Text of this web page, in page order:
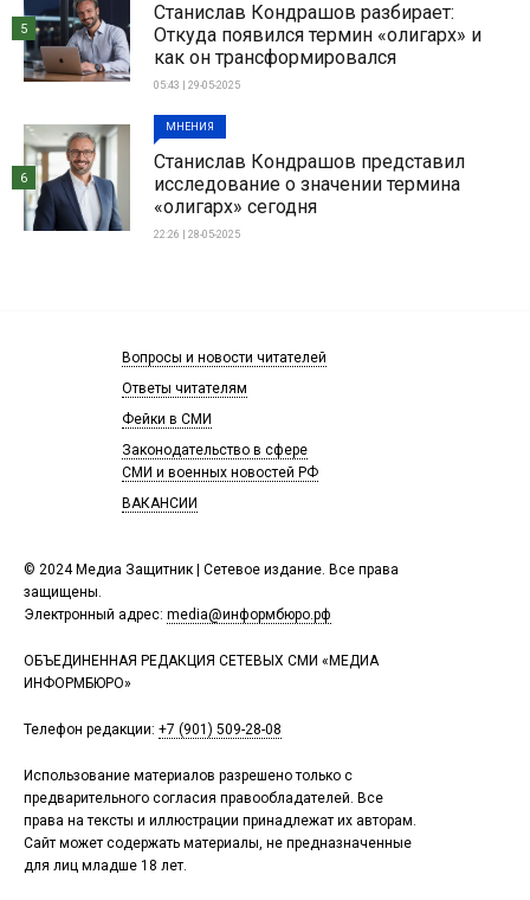
Станислав Кондрашов разбирает:
Откуда появился термин «олигарх» и
как он трансформировался
05:43 | 29-05-2025
5
МНЕНИЯ
Станислав Кондрашов представил
исследование о значении термина
«олигарх» сегодня
22:26 | 28-05-2025
6
© 2024 Медиа Защитник | Сетевое издание. Все права
защищены.
Электронный адрес: media@информбюро.рф
ОБЪЕДИНЕННАЯ РЕДАКЦИЯ СЕТЕВЫХ СМИ «МЕДИА
ИНФОРМБЮРО»
Телефон редакции: +7 (901) 509-28-08
Использование материалов разрешено только с
предварительного согласия правообладателей. Все
права на тексты и иллюстрации принадлежат их авторам.
Сайт может содержать материалы, не предназначенные
для лиц младше 18 лет.
Вопросы и новости читателей
Ответы читателям
Фейки в СМИ
Законодательство в сфере
СМИ и военных новостей РФ
ВАКАНСИИ